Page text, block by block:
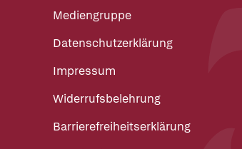
Mediengruppe
Datenschutzerklärung
Impressum
Widerrufsbelehrung
Barrierefreiheitserklärung